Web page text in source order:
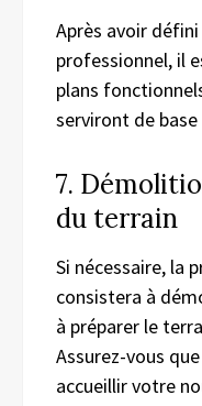
Après avoir
professionnel, il
plans
serviront de
7.
du terrain
Si nécessaire, la
consistera à
à préparer le
Assurez-vous
accueillir votre